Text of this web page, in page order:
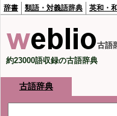
辞書 類語・対義語辞典 英和・
古語
約23000語収録の古語辞典
古語辞典